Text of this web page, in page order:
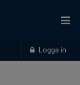
Logga in